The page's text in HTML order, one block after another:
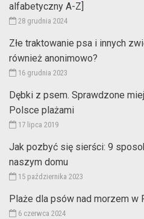
alfabetyczny A-Z]
28 grudnia 2024
Złe traktowanie psa i innych
również anonimowo?
16 grudnia 2023
Dębki z psem. Sprawdzone
Polsce plażami
17 lipca 2019
Jak pozbyć się sierści: 9
naszym domu
15 października 2023
Plaże dla psów nad morzem w
6 czerwca 2024